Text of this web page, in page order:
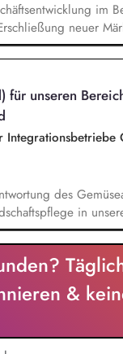
im
neuer
Team
mit erfahrenen
gehören vor allem:
Entwurf und
und
von Branchen-
von Aufträgen,
unseren
Integrationsbetriebe
des
in
eines
und Unterstützung
Organisation der
, &